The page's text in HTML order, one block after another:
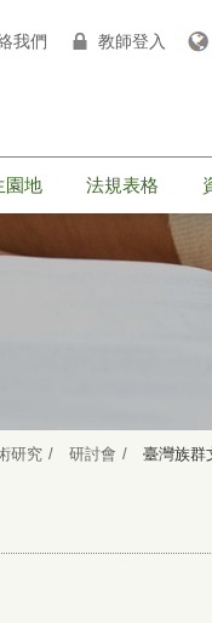
我們 教師登入
園地 法規表格
研究 研討會 臺灣族群